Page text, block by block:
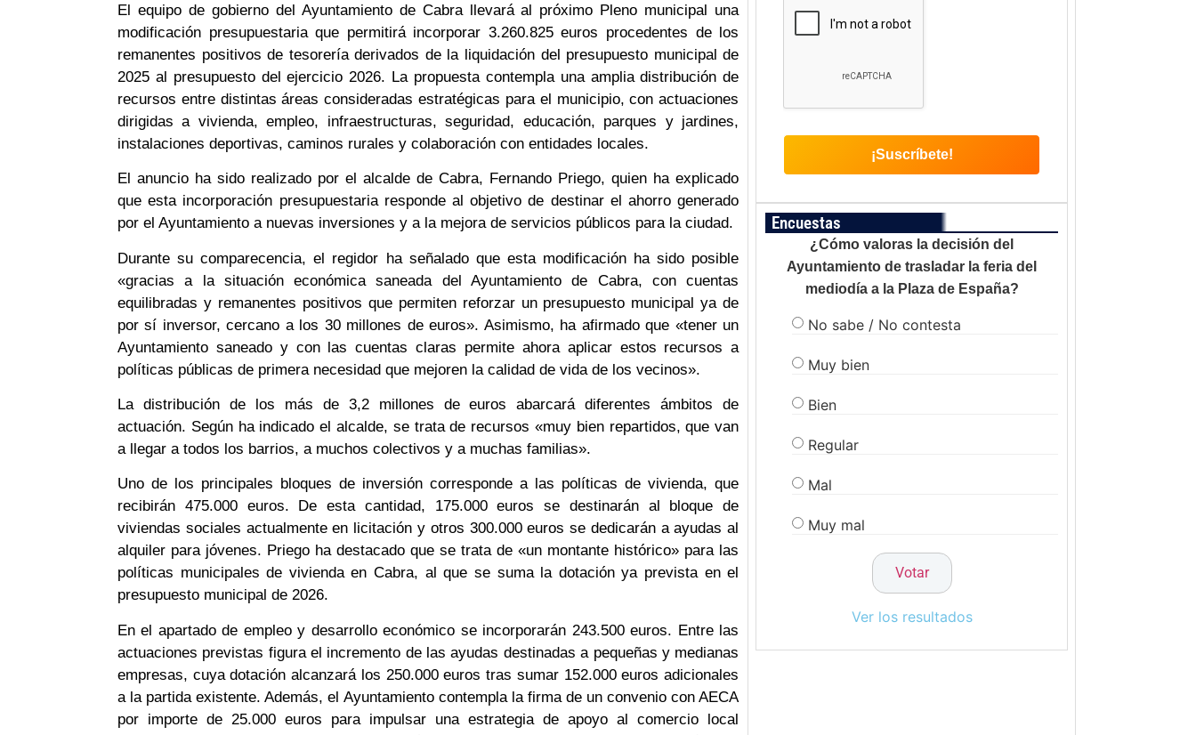
El equipo de gobierno del Ayuntamiento de Cabra llevará al próximo Pleno municipal una
modificación presupuestaria que permitirá incorporar 3.260.825 euros procedentes de los
remanentes positivos de tesorería derivados de la liquidación del presupuesto municipal de
2025 al presupuesto del ejercicio 2026. La propuesta contempla una amplia distribución de
recursos entre distintas áreas consideradas estratégicas para el municipio, con actuaciones
dirigidas a vivienda, empleo, infraestructuras, seguridad, educación, parques y jardines,
instalaciones deportivas, caminos rurales y colaboración con entidades locales.
El anuncio ha sido realizado por el alcalde de Cabra, Fernando Priego, quien ha explicado
que esta incorporación presupuestaria responde al objetivo de destinar el ahorro generado
por el Ayuntamiento a nuevas inversiones y a la mejora de servicios públicos para la ciudad.
Durante su comparecencia, el regidor ha señalado que esta modificación ha sido posible
«gracias a la situación económica saneada del Ayuntamiento de Cabra, con cuentas
equilibradas y remanentes positivos que permiten reforzar un presupuesto municipal ya de
por sí inversor, cercano a los 30 millones de euros». Asimismo, ha afirmado que «tener un
Ayuntamiento saneado y con las cuentas claras permite ahora aplicar estos recursos a
políticas públicas de primera necesidad que mejoren la calidad de vida de los vecinos».
La distribución de los más de 3,2 millones de euros abarcará diferentes ámbitos de
actuación. Según ha indicado el alcalde, se trata de recursos «muy bien repartidos, que van
a llegar a todos los barrios, a muchos colectivos y a muchas familias».
Uno de los principales bloques de inversión corresponde a las políticas de vivienda, que
recibirán 475.000 euros. De esta cantidad, 175.000 euros se destinarán al bloque de
viviendas sociales actualmente en licitación y otros 300.000 euros se dedicarán a ayudas al
alquiler para jóvenes. Priego ha destacado que se trata de «un montante histórico» para las
políticas municipales de vivienda en Cabra, al que se suma la dotación ya prevista en el
presupuesto municipal de 2026.
En el apartado de empleo y desarrollo económico se incorporarán 243.500 euros. Entre las
actuaciones previstas figura el incremento de las ayudas destinadas a pequeñas y medianas
empresas, cuya dotación alcanzará los 250.000 euros tras sumar 152.000 euros adicionales
a la partida existente. Además, el Ayuntamiento contempla la firma de un convenio con AECA
por importe de 25.000 euros para impulsar una estrategia de apoyo al comercio local
Encuestas
¿Cómo valoras la decisión del
Ayuntamiento de trasladar la feria del
mediodía a la Plaza de España?
No sabe / No contesta
Muy bien
Bien
Regular
Mal
Muy mal
Ver los resultados